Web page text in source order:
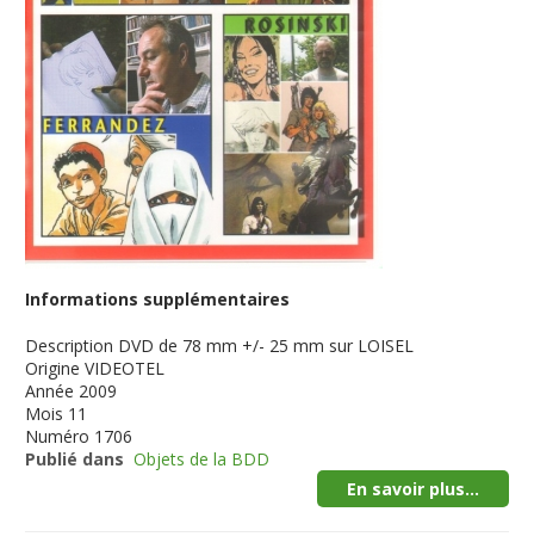
Informations supplémentaires
Description DVD de 78 mm +/- 25 mm sur LOISEL
Origine VIDEOTEL
Année 2009
Mois 11
Numéro 1706
Publié dans Objets de la BDD
En savoir plus...